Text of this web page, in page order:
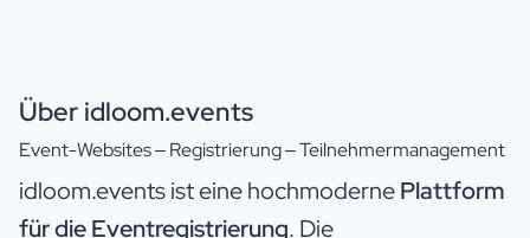
Über idloom.events
Event-Websites – Registrierung – Teilnehmermanagement
idloom.events ist eine hochmodernePlattform
für die Eventregistrierung. Die